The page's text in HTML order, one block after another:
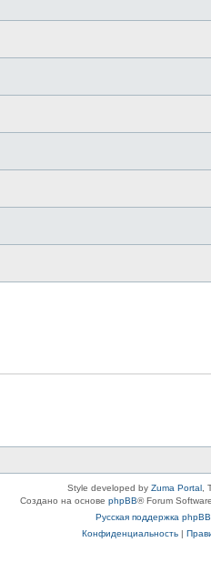
Style developed by Zuma Portal ,
Создано на основе phpBB® Forum
Русская поддержка phpBB
Конфиденциальность|